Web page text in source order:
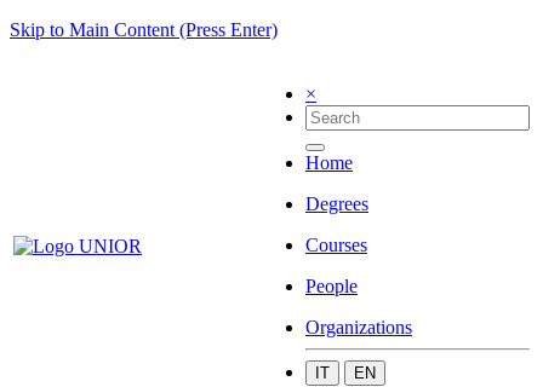
Skip to Main Content (Press Enter)
×
Home
Degrees
Courses
People
Organizations
IT EN